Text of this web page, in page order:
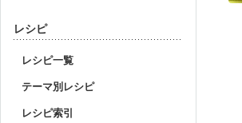
レシピ
レシピ一覧
テーマ別レシピ
レシピ索引